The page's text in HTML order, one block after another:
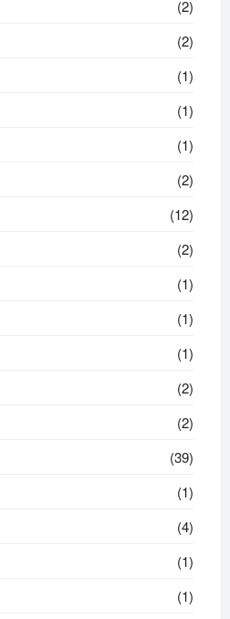
(2)
(2)
(1)
(1)
(1)
(2)
(12)
(2)
(1)
(1)
(1)
(2)
(2)
(39)
(1)
(4)
(1)
(1)